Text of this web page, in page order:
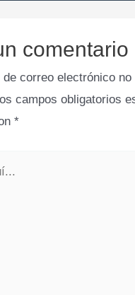
comentario
de correo electrónico no
campos obligatorios
*